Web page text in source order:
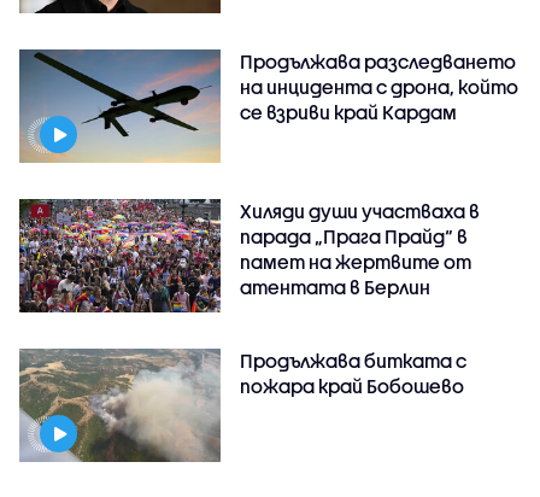
Продължава разследването
на инцидента с дрона, който
се взриви край Кардам
Хиляди души участваха в
парада „Прага Прайд“ в
памет на жертвите от
атентата в Берлин
Продължава битката с
пожара край Бобошево